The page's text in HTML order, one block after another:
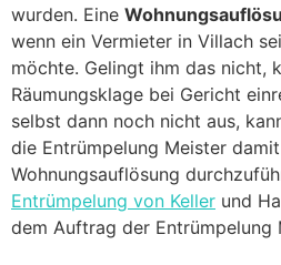
wurden. Eine
wenn ein Vermieter in Villach
möchte. Gelingt ihm das nicht,
Räumungsklage bei Gericht
selbst dann noch nicht aus,
die Entrümpelung Meister
Wohnungsauflösung
Entrümpelung von Keller und
dem Auftrag der Entrümpelung